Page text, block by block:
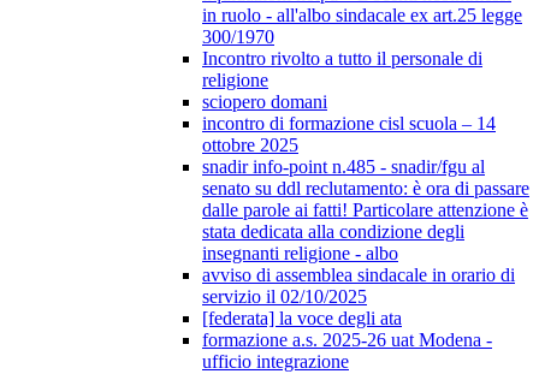
in ruolo - all'albo sindacale ex art.25 legge
300/1970
Incontro rivolto a tutto il personale di
religione
sciopero domani
incontro di formazione cisl scuola – 14
ottobre 2025
snadir info-point n.485 - snadir/fgu al
senato su ddl reclutamento: è ora di passare
dalle parole ai fatti! Particolare attenzione è
stata dedicata alla condizione degli
insegnanti religione - albo
avviso di assemblea sindacale in orario di
servizio il 02/10/2025
[federata] la voce degli ata
formazione a.s. 2025-26 uat Modena -
ufficio integrazione